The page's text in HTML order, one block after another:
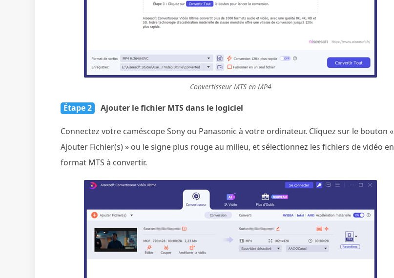
Convertisseur MTS en MP4
Étape 2 Ajouter le fichier MTS dans le logiciel
Connectez votre caméscope Sony ou Panasonic à votre ordinateur. Cliquez sur le bouton «
Ajouter Fichier(s) » ou le signe plus rouge au milieu, et sélectionnez les fichiers de vidéo en
format MTS à convertir.